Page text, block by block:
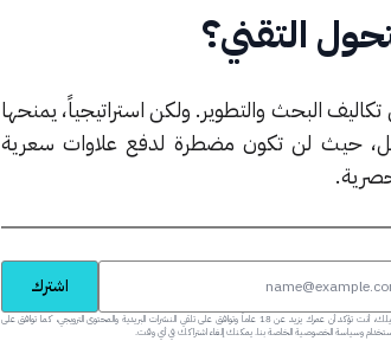
التقني؟
البحث والتطوير. ولكن استراتيجياً، يمنحها
حيث لن تكون مضطرة لدفع علاوات سعرية
اشترك
عبر تسجيلك، أنت تؤكد أن عمرك يزيد عن 18 عاماً وتوافق على تلقي النشرات البريدية والمحتوى الترويجي، كما توافق على
وسياسة الخصوصية الخاصة بنا. يمكنك إلغاء اشتراكك في أي وقت.